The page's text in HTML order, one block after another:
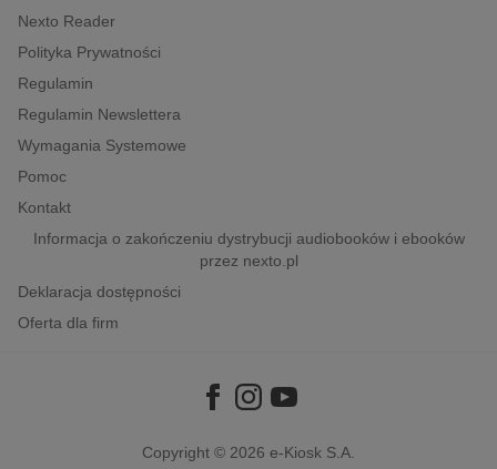
polityka, społeczno-informacyjne
psychologiczne
inne
popularno-naukowe
historia
Nexto Reader
Polityka Prywatności
Regulamin
Regulamin Newslettera
Wymagania Systemowe
Pomoc
Kontakt
Informacja o zakończeniu dystrybucji audiobooków i ebooków
przez nexto.pl
Deklaracja dostępności
Oferta dla firm
Copyright © 2026 e-Kiosk S.A.